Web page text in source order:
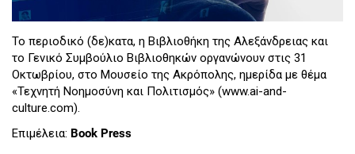
Το περιοδικό (δε)κατα, η Βιβλιοθήκη της Αλεξάνδρειας και
το Γενικό Συμβούλιο Βιβλιοθηκών οργανώνουν στις 31
Οκτωβρίου, στο Μουσείο της Ακρόπολης, ημερίδα με θέμα
«Τεχνητή Νοημοσύνη και Πολιτισμός» (www.ai-and-
culture.com).
Επιμέλεια: Book Press